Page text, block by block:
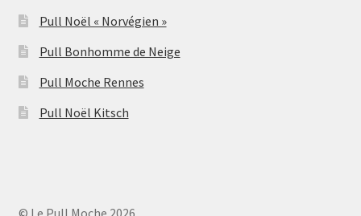
Pull Noël « Norvégien »
Pull Bonhomme de Neige
Pull Moche Rennes
Pull Noël Kitsch
© Le Pull Moche 2026